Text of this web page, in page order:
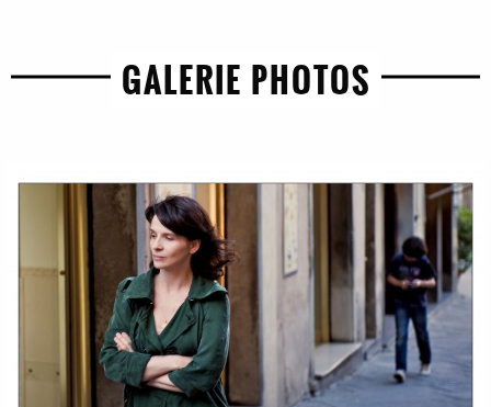
GALERIE PHOTOS